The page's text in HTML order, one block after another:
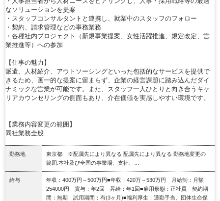
なソリューションを提案
・スタッフコンサルタントと連携し、就業中のスタッフのフォロー
・契約、請求管理などの事務業務
・各種社内プロジェクト（新規事業提案、女性活躍推進、規定改定、営
業推進等）への参加
【仕事の魅力】
派遣、人材紹介、アウトソーシングといった包括的なサービスを提供で
きるため、画一的な提案に留まらず、企業の経営課題に踏み込んだダイ
ナミックな営業が可能です。また、スタッフ一人ひとりと向き合うキャ
リアカウンセリングの側面もあり、介在価値を実感しやすい環境です。
【業務内容変更の範囲】
同社業務全般
勤務地
東京都 ※配属先により異なる 配属先により異なる 勤務地変更の
範囲:本社及び全国の事業場、支社、…
給与
年収：400万円～500万円■年収：420万～530万円 月給制：月額
254000円 賞与：年2回 昇給：年1回■雇用形態：正社員 契約期
間：無期 試用期間：有(3ヶ月)■福利厚生：通勤手当、団体生命保